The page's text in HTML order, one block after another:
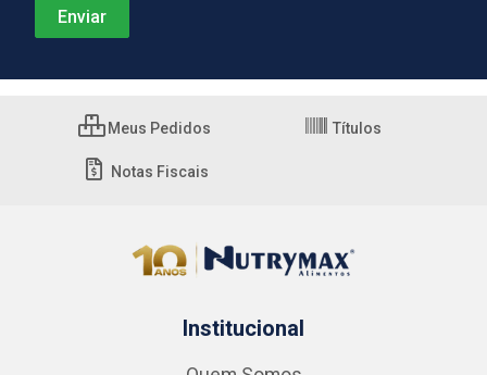
Meus Pedidos Títulos
Notas Fiscais
Institucional